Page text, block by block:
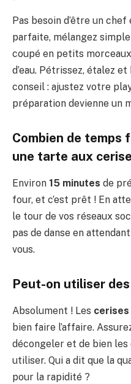
Pas besoin d’être un
parfaite, mélangez
coupé en petits
d’eau. Pétrissez, étalez
conseil : ajustez votre
préparation devienne un
Combien de temps
une tarte aux
Environ 15 minutes de
four, et c’est prêt ! En
le tour de vos réseaux
pas de danse en
vous.
Peut-on utiliser
Absolument ! Les
bien faire l’affaire.
décongeler et de bien
utiliser. Qui a dit que la
pour la rapidité ?